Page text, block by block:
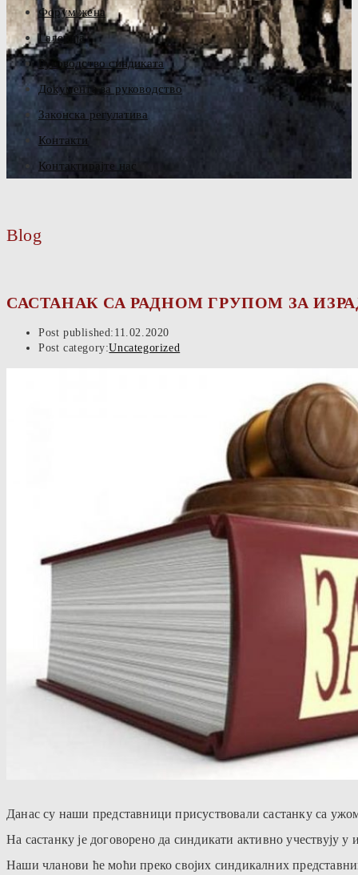
Форум жена
Галерија
Руководство синдиката
Документа за руководство
Законска регулатива
Контакти
Контактирајте нас
Blog
САСТАНАК СА РАДНОМ ГРУПОМ ЗА
Post published: 11.02.2020
Post category:Uncategorized
Данас су наши представници присуствовали састанку са
На састанку је договорено да синдикати активно учествују
Наши чланови ће моћи преко својих синдикалних